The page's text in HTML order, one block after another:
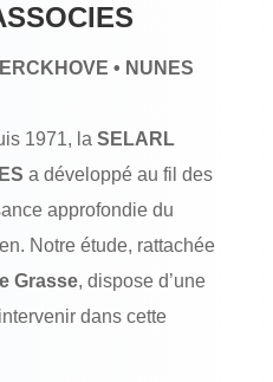
• NUNES
1971, la SELARL
a développé au fil des
approfondie du
Notre étude, rattachée
Grasse, dispose d’une
dans cette